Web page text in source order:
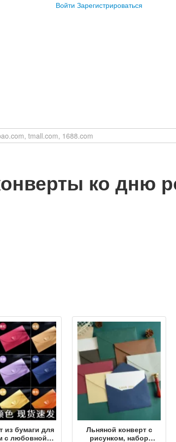
Войти Зарегистрироваться
ко дню
из бумаги для
с любовной
Льняной конверт с
рисунком, набор